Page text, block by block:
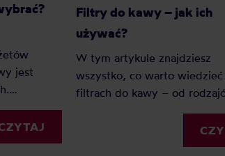
jest
wadze
wybrać?
Filtry do kawy – jak ich
używać?
W tym artykule znajdziesz
wszystko, co warto
filtrach do kawy – od
rozmiarów, po praktyczne
wskazówki, jak z nich